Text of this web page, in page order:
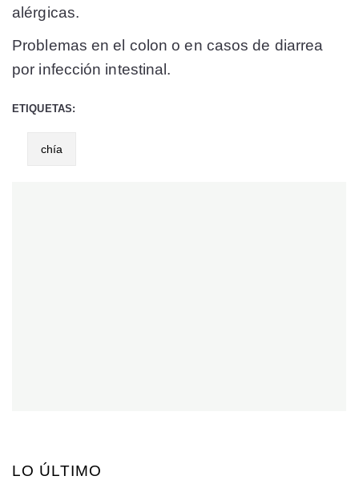
alérgicas.
Problemas en el colon o en casos de diarrea
por infección intestinal.
ETIQUETAS:
chía
LO ÚLTIMO